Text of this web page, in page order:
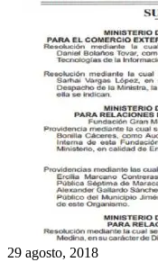
29 agosto, 2018